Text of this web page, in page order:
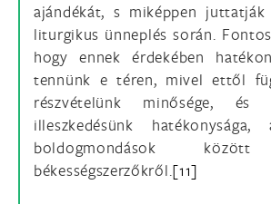
ajándékát, s miképpen
liturgikus ünneplés során.
hogy ennek érdekében
tennünk e téren, mivel ettől
részvételünk minősége,
illeszkedésünk
boldogmondások
békességszerzőkről.[11]